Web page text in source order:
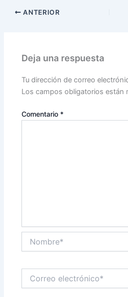
ANTERIOR
Deja una respuesta
Tu dirección de correo
Los campos obligatorios están
Comentario *
electrónico*